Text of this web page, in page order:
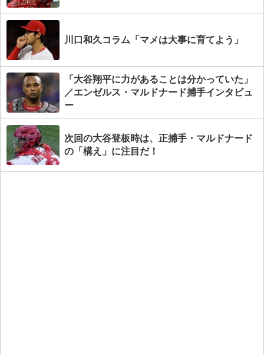
川口和久コラム「マメは大事に育てよう」
「大谷翔平に力があることは分かっていた」
／エンゼルス・マルドナード捕手インタビュ
ー
次回の大谷登板時は、正捕手・マルドナード
の「構え」に注目だ！